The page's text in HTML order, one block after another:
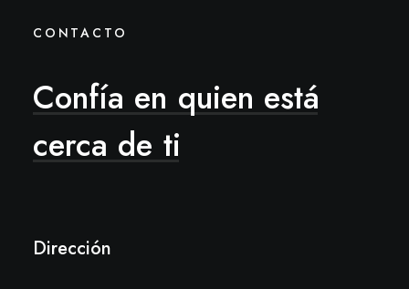
CONTACTO
Confía en quien está
cerca de ti
Dirección